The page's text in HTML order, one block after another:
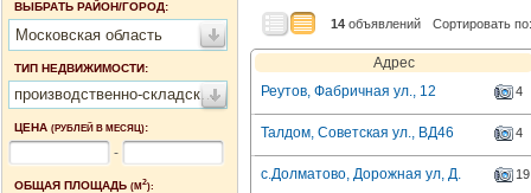
ВЫБРАТЬ РАЙОН/ГОРОД:
Московская область
ТИП НЕДВИЖИМОСТИ:
производственно-складские помещения
ЦЕНА (РУБЛЕЙ В МЕСЯЦ):
-
ОБЩАЯ ПЛОЩАДЬ (М2):
14 объявлений Сортировать
Адрес
Реутов, Фабричная ул., 12
4
Талдом, Советская ул., ВД46 4
с.Долматово, Дорожная ул, Д. 19